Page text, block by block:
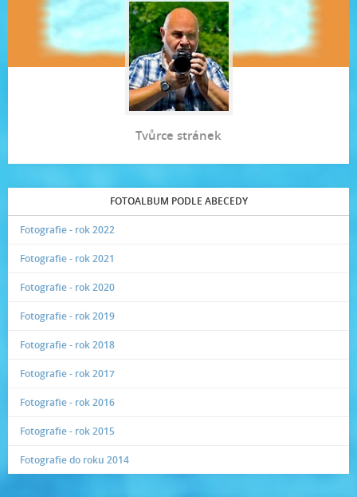
Tvůrce stránek
FOTOALBUM PODLE ABECEDY
Fotografie - rok 2022
Fotografie - rok 2021
Fotografie - rok 2020
Fotografie - rok 2019
Fotografie - rok 2018
Fotografie - rok 2017
Fotografie - rok 2016
Fotografie - rok 2015
Fotografie do roku 2014